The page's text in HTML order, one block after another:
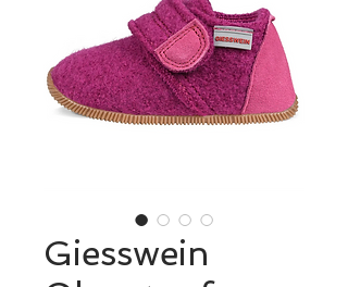
Giesswein